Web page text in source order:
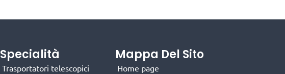
Specialità
Trasportatori telescopici
Mappa Del Sito
Home page